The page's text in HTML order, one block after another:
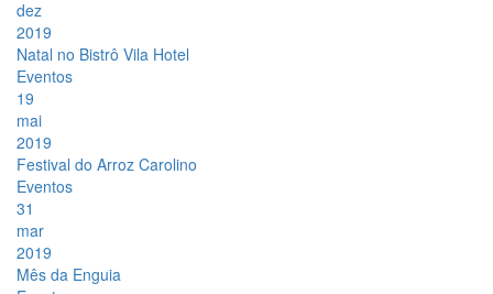
dez
2019
Natal no Bistrô Vila Hotel
Eventos
19
mai
2019
Festival do Arroz Carolino
Eventos
31
mar
2019
Mês da Enguia